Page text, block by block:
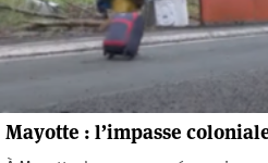
Mayotte : l’impasse